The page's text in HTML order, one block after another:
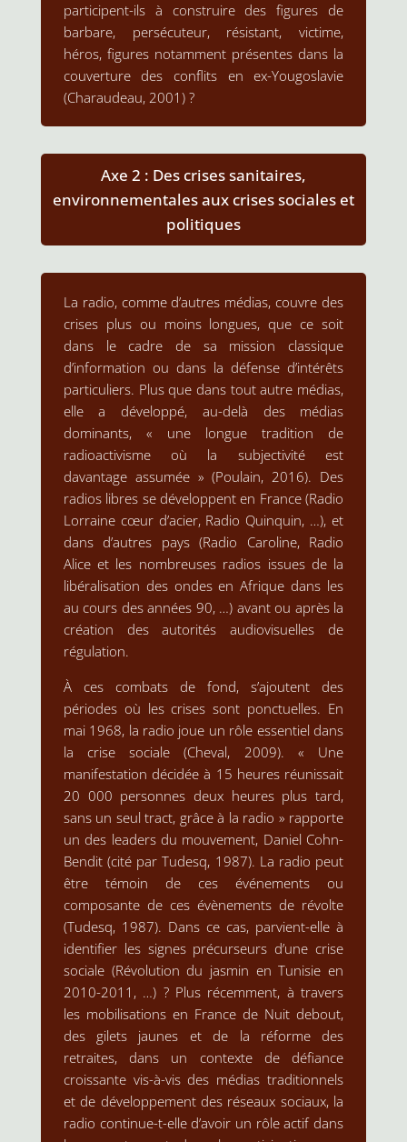
participent-ils à construire des figures de
barbare, persécuteur, résistant, victime,
héros, figures notamment présentes dans la
couverture des conflits en ex-Yougoslavie
(Charaudeau, 2001) ?
Axe 2 : Des crises sanitaires,
environnementales aux crises sociales et
politiques
La radio, comme d’autres médias, couvre des
crises plus ou moins longues, que ce soit
dans le cadre de sa mission classique
d’information ou dans la défense d’intérêts
particuliers. Plus que dans tout autre médias,
elle a développé, au-delà des médias
dominants, « une longue tradition de
radioactivisme où la subjectivité est
davantage assumée » (Poulain, 2016). Des
radios libres se développent en France (Radio
Lorraine cœur d’acier, Radio Quinquin, …), et
dans d’autres pays (Radio Caroline, Radio
Alice et les nombreuses radios issues de la
libéralisation des ondes en Afrique dans les
au cours des années 90, …) avant ou après la
création des autorités audiovisuelles de
régulation.
À ces combats de fond, s’ajoutent des
périodes où les crises sont ponctuelles. En
mai 1968, la radio joue un rôle essentiel dans
la crise sociale (Cheval, 2009). « Une
manifestation décidée à 15 heures réunissait
20 000 personnes deux heures plus tard,
sans un seul tract, grâce à la radio » rapporte
un des leaders du mouvement, Daniel Cohn-
Bendit (cité par Tudesq, 1987). La radio peut
être témoin de ces événements ou
composante de ces évènements de révolte
(Tudesq, 1987). Dans ce cas, parvient-elle à
identifier les signes précurseurs d’une crise
sociale (Révolution du jasmin en Tunisie en
2010-2011, …) ? Plus récemment, à travers
les mobilisations en France de Nuit debout,
des gilets jaunes et de la réforme des
retraites, dans un contexte de défiance
croissante vis-à-vis des médias traditionnels
et de développement des réseaux sociaux, la
radio continue-t-elle d’avoir un rôle actif dans